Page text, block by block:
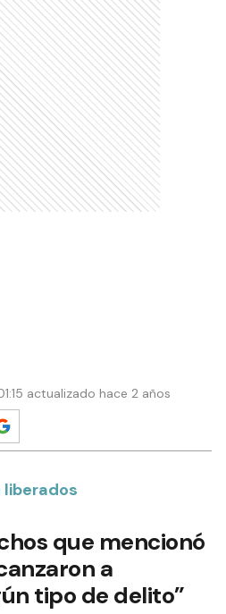
actualizado hace 2 años
que mencionó
a
tipo de delito”